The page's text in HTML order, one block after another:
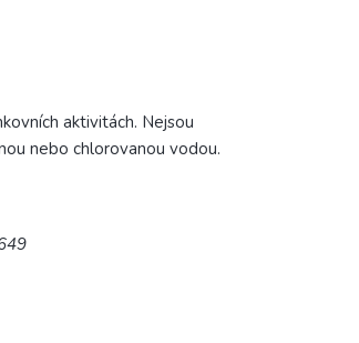
aktivitách. Nejsou
nebo chlorovanou vodou.